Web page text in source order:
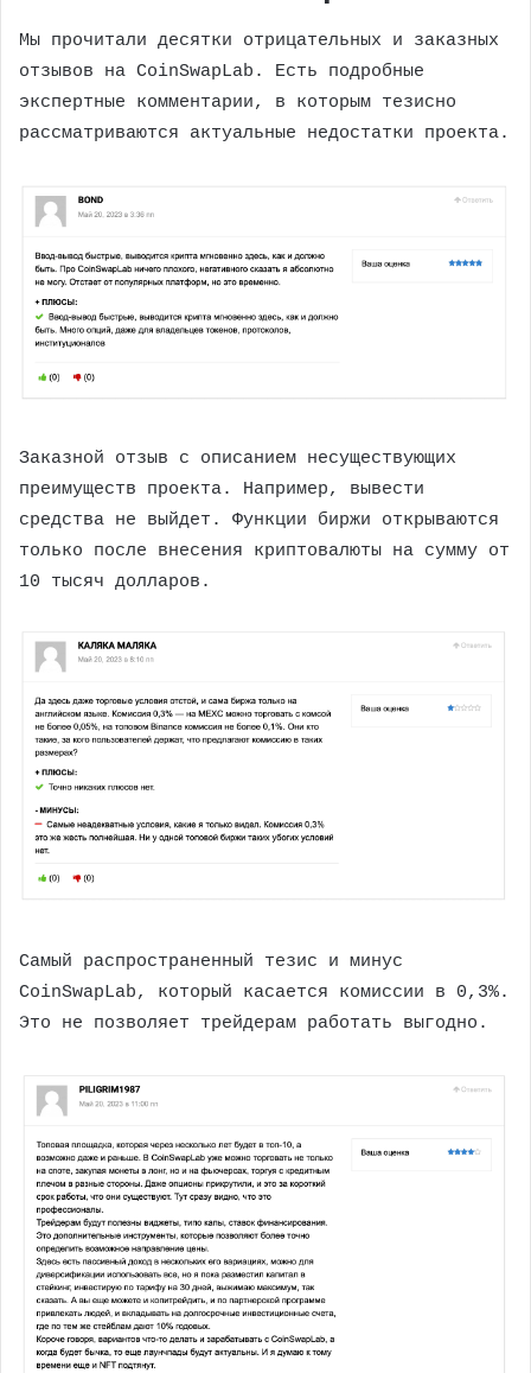
Мы прочитали десятки отрицательных и заказных
отзывов на CoinSwapLab. Есть подробные
экспертные комментарии, в которым тезисно
рассматриваются актуальные недостатки проекта.
Заказной отзыв с описанием несуществующих
преимуществ проекта. Например, вывести
средства не выйдет. Функции биржи открываются
только после внесения криптовалюты на сумму от
10 тысяч долларов.
Самый распространенный тезис и минус ​​
CoinSwapLab, который касается комиссии в 0,3%.
Это не позволяет трейдерам работать выгодно.